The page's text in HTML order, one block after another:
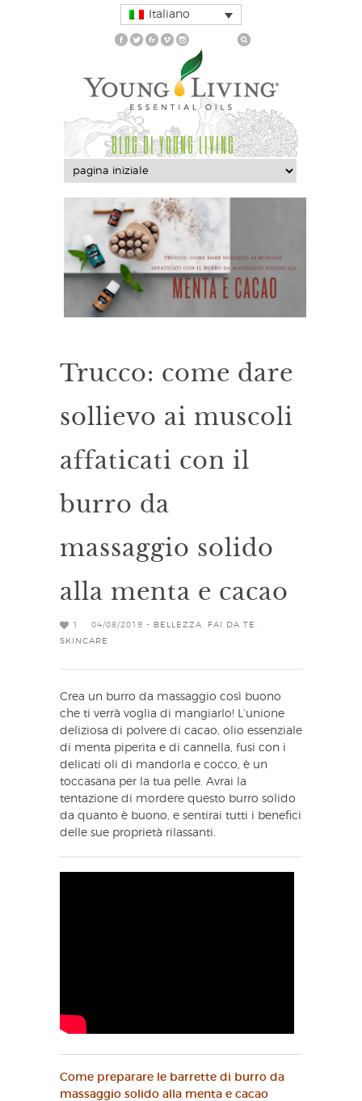
Italiano
BLOG DI YOUNG LIVING
Trucco: come dare
sollievo ai muscoli
affaticati con il
burro da
massaggio solido
alla menta e cacao
1 04/08/2019 - BELLEZZA FAI DA TE
SKINCARE
Crea un burro da massaggio così buono
che ti verrà voglia di mangiarlo! L’unione
deliziosa di polvere di cacao, olio essenziale
di menta piperita e di cannella, fusi con i
delicati oli di mandorla e cocco, è un
toccasana per la tua pelle. Avrai la
tentazione di mordere questo burro solido
da quanto è buono, e sentirai tutti i benefici
delle sue proprietà rilassanti.
Come preparare le barrette di burro da
massaggio solido alla menta e cacao